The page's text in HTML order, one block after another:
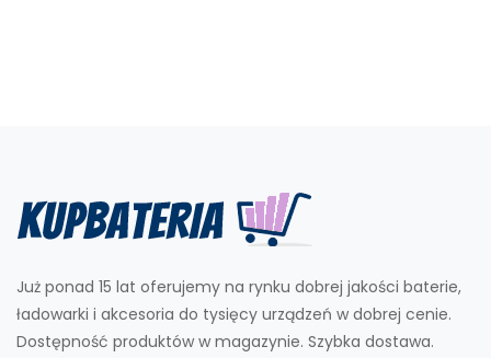
Już ponad 15 lat oferujemy na rynku dobrej jakości baterie,
ładowarki i akcesoria do tysięcy urządzeń w dobrej cenie.
Dostępność produktów w magazynie. Szybka dostawa.